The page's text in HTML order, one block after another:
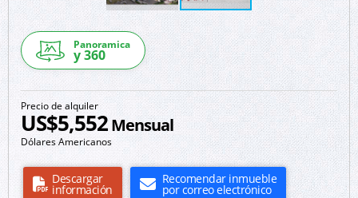
Panoramica
y 360
Precio de alquiler
US$5,552Mensual
Dólares Americanos
Descargar
información
Recomendar inmueble
por correo electrónico